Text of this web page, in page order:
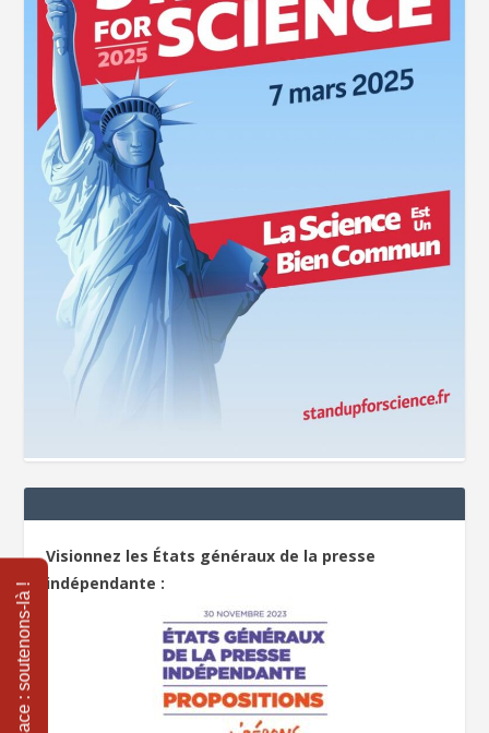
Visionnez les États généraux de la presse
indépendante :